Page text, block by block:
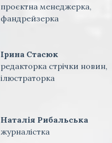
проєктна менеджерка,
фандрейзерка
Ірина Стасюк
редакторка стрічки новин,
ілюстраторка
Наталія Рибальська
журналістка